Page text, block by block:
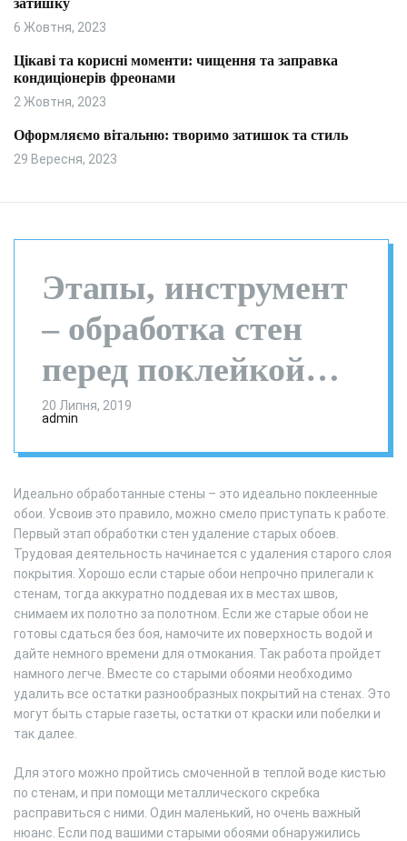
о
о
затишку
6 Жовтня, 2023
Цікаві та корисні моменти: чищення та заправка
кондиціонерів фреонами
2 Жовтня, 2023
Оформляємо вітальню: творимо затишок та стиль
29 Вересня, 2023
Этапы, инструмент
– обработка стен
перед поклейкой
обоев
20 Липня, 2019
admin
Идеально обработанные стены – это идеально поклеенные
обои. Усвоив это правило, можно смело приступать к работе.
Первый этап обработки стен удаление старых обоев.
Трудовая деятельность начинается с удаления старого слоя
покрытия. Хорошо если старые обои непрочно прилегали к
стенам, тогда аккуратно поддевая их в местах швов,
снимаем их полотно за полотном. Если же старые обои не
готовы сдаться без боя, намочите их поверхность водой и
дайте немного времени для отмокания. Так работа пройдет
намного легче. Вместе со старыми обоями необходимо
удалить все остатки разнообразных покрытий на стенах. Это
могут быть старые газеты, остатки от краски или побелки и
так далее.
Для этого можно пройтись смоченной в теплой воде кистью
по стенам, и при помощи металлического скребка
расправиться с ними. Один маленький, но очень важный
нюанс. Если под вашими старыми обоями обнаружились